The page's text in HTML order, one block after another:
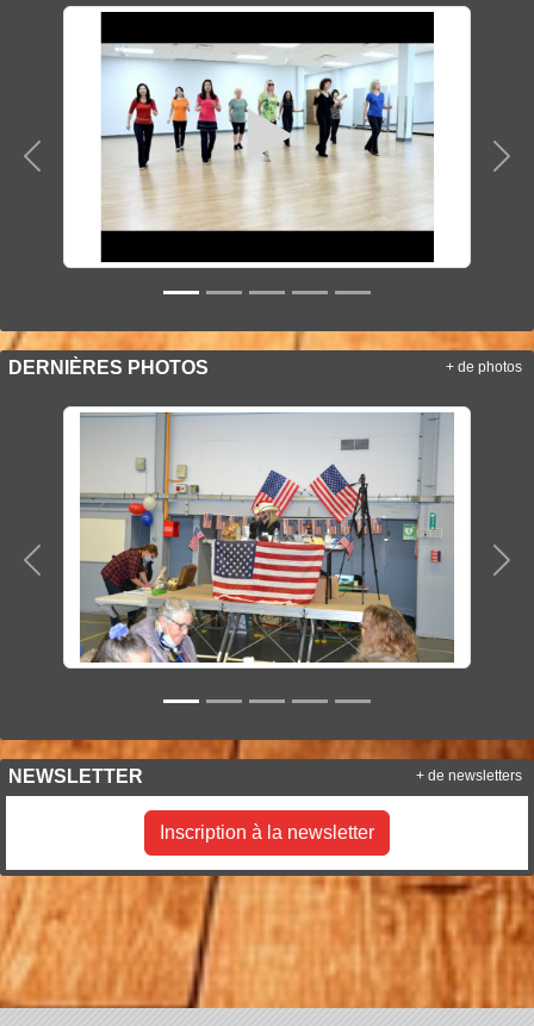
Précedent
DERNIÈRES PHOTOS
Précedent
+ de photos
NEWSLETTER
Inscription à la newsletter
+ de newsletters